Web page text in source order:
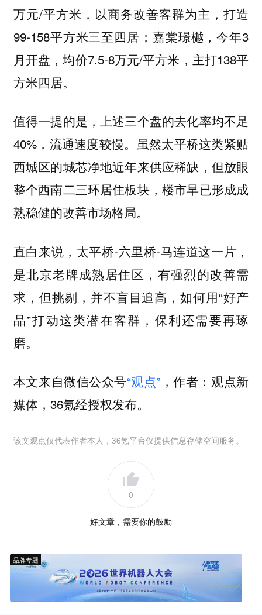
万元/平方米，以商务改善客群为主，打造
99-158平方米三至四居；嘉棠璟樾，今年3
月开盘，均价7.5-8万元/平方米，主打138平
方米四居。
值得一提的是，上述三个盘的去化率均不足
40%，流通速度较慢。虽然太平桥这类紧贴
西城区的城芯净地近年来供应稀缺，但放眼
整个西南二三环居住板块，楼市早已形成成
熟稳健的改善市场格局。
直白来说，太平桥-六里桥-马连道这一片，
是北京老牌成熟居住区，有强烈的改善需
求，但挑剔，并不盲目追高，如何用“好产
品”打动这类潜在客群，保利还需要再琢
磨。
本文来自微信公众号“观点” ，作者：观点新
媒体，36氪经授权发布。
该文观点仅代表作者本人，36氪平台仅提供信息存储空间服务。
0
好文章，需要你的鼓励
品牌专题